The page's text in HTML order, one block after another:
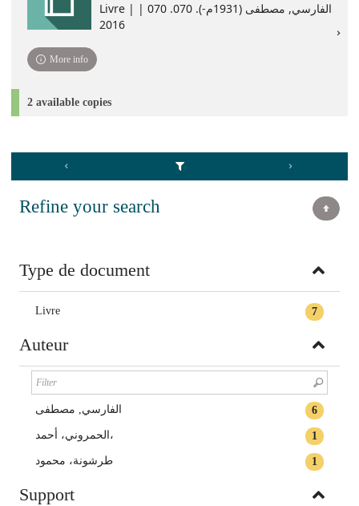
Livre | الفارسي, مصطفى (1931م-). 070. ‏070 |
2016
More info
2 available copies
Refine your search
Type de document
7
Livre
Auteur
6 الفارسي, مصطفى
1 الحمروني، أحمد،
1 طرشونة، محمود
Support